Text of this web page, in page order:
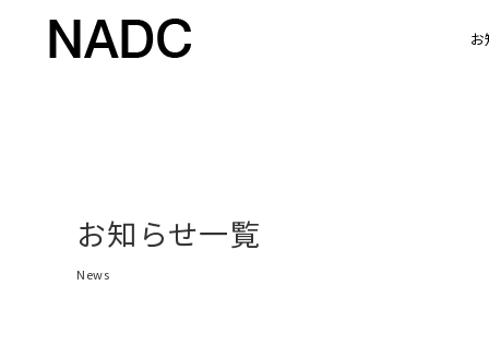
お
お知らせ一覧
News